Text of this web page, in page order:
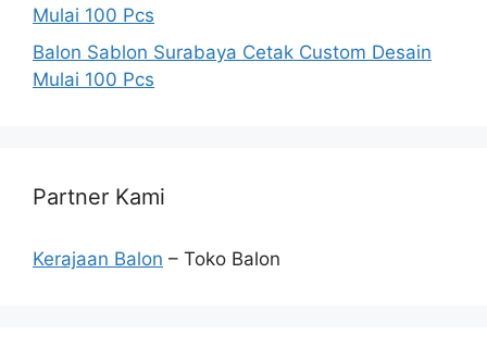
Mulai 100 Pcs
Balon Sablon Surabaya Cetak Custom Desain
Mulai 100 Pcs
Partner Kami
Kerajaan Balon – Toko Balon